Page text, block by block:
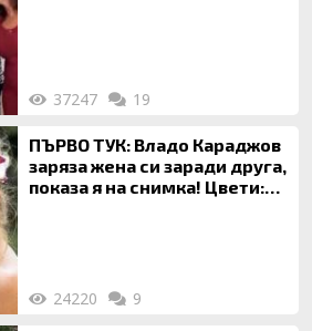
37247 19
ПЪРВО ТУК: Владо Караджов
заряза жена си заради друга,
показа я на снимка! Цвети:
24220 9